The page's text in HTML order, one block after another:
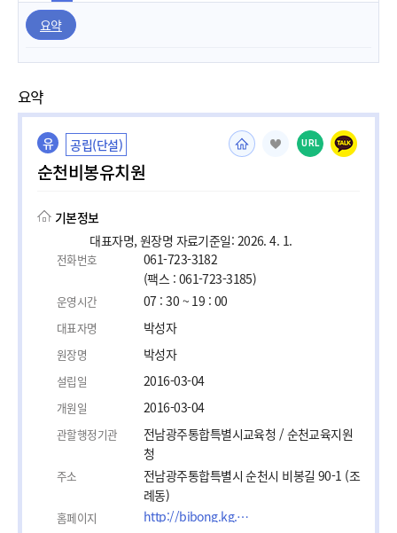
요약
요약
유 공립(단설)
순천비봉유치원
URL
기본정보
대표자명, 원장명 자료기준일: 2026. 4. 1.
전화번호
061-723-3182
(팩스 : 061-723-3185)
운영시간 07 : 30 ~ 19 : 00
대표자명 박성자
원장명 박성자
설립일 2016-03-04
개원일 2016-03-04
관할행정기관
전남광주통합특별시교육청 / 순천교육지원
청
주소
전남광주통합특별시 순천시 비봉길 90-1 (조
례동)
홈페이지 http://bibong.kg.jne.kr